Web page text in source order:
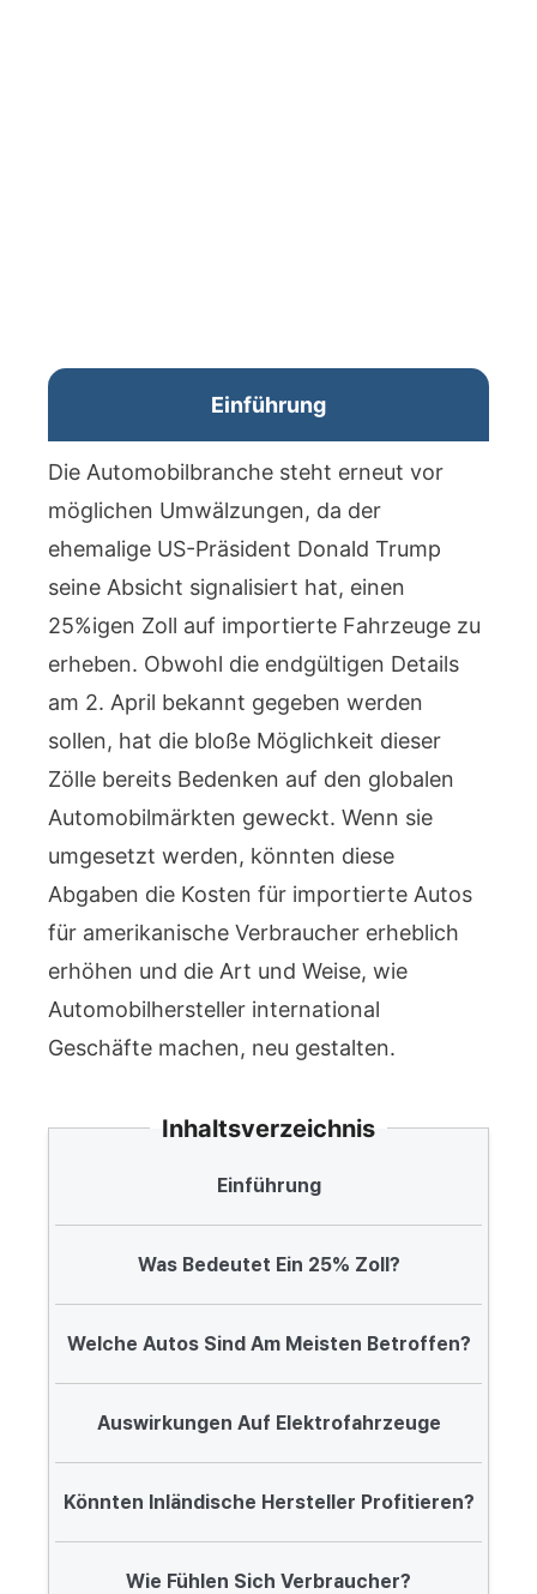
Einführung
Die Automobilbranche steht erneut vor
möglichen Umwälzungen, da der
ehemalige US-Präsident Donald Trump
seine Absicht signalisiert hat, einen
25%igen Zoll auf importierte Fahrzeuge zu
erheben. Obwohl die endgültigen Details
am 2. April bekannt gegeben werden
sollen, hat die bloße Möglichkeit dieser
Zölle bereits Bedenken auf den globalen
Automobilmärkten geweckt. Wenn sie
umgesetzt werden, könnten diese
Abgaben die Kosten für importierte Autos
für amerikanische Verbraucher erheblich
erhöhen und die Art und Weise, wie
Automobilhersteller international
Geschäfte machen, neu gestalten.
Inhaltsverzeichnis
Einführung
Was Bedeutet Ein 25% Zoll?
Welche Autos Sind Am Meisten Betroffen?
Auswirkungen Auf Elektrofahrzeuge
Könnten Inländische Hersteller Profitieren?
Wie Fühlen Sich Verbraucher?